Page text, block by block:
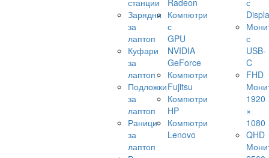
станции
Зарядни
за
лаптоп
Куфари
за
лаптоп
Подложки
за
лаптоп
Раници
за
лаптоп
Radeon
Компютри
с
GPU
NVIDIA
GeForce
Компютри
Fujitsu
Компютри
HP
Компютри
Lenovo
с
с
USB-
C
FHD
1920
×
1080
QHD